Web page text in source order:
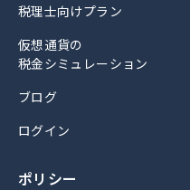
税理士向けプラン
仮想通貨の
税金シミュレーション
ブログ
ログイン
ポリシー